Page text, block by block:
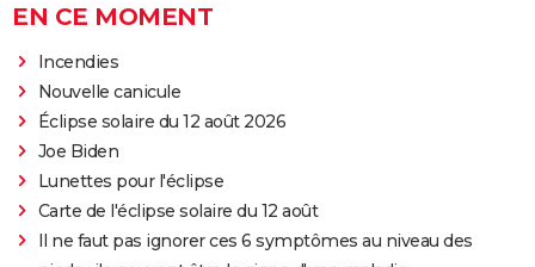
EN CE MOMENT
Incendies
Nouvelle canicule
Éclipse solaire du 12 août 2026
Joe Biden
Lunettes pour l'éclipse
Carte de l'éclipse solaire du 12 août
Il ne faut pas ignorer ces 6 symptômes au niveau des